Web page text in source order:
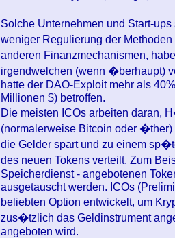
Solche Unternehmen und Start-
weniger Regulierung der
anderen Finanzmechanismen,
irgendwelchen (wenn �berhaupt)
hatte der DAO-Exploit mehr als
Millionen $) betroffen.
Die meisten ICOs arbeiten daran,
(normalerweise Bitcoin oder
die Gelder spart und zu einem
des neuen Tokens verteilt. Zum
Speicherdienst - angebotenen
ausgetauscht werden. ICOs
beliebten Option entwickelt, um
zus�tzlich das Geldinstrument
angeboten wird.